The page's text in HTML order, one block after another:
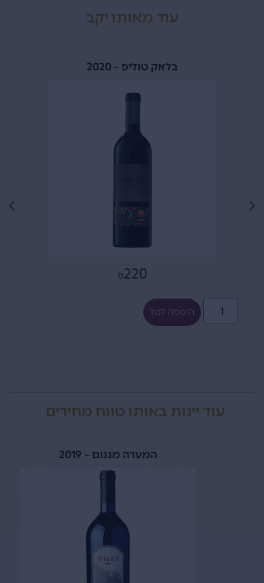
עוד מאותו יקב
בלאק טוליפ – 2020
₪ 220
הוספה לסל
עוד יינות באותו טווח מחירים
המערה מגנום – 2019